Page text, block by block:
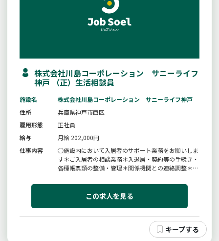
株式会社川島コーポレーション サニーライフ
神戸 （正）生活相談員
施設名
株式会社川島コーポレーション サニーライフ神戸
住所
兵庫県神戸市西区
雇用形態
正社員
給与
月給 202,000円
仕事内容
○施設内において入居者のサポート業務をお願いしま
す＊ご入居者の相談業務＊入退居・契約等の手続き・
各種帳票類の整備・管理＊関係機関との連絡調整＊病
＊その他、付随する業務あり＊社用車（軽四車）に
て、買い物・事務手続き等の外出あり【仕事の内容】
この求人を見る